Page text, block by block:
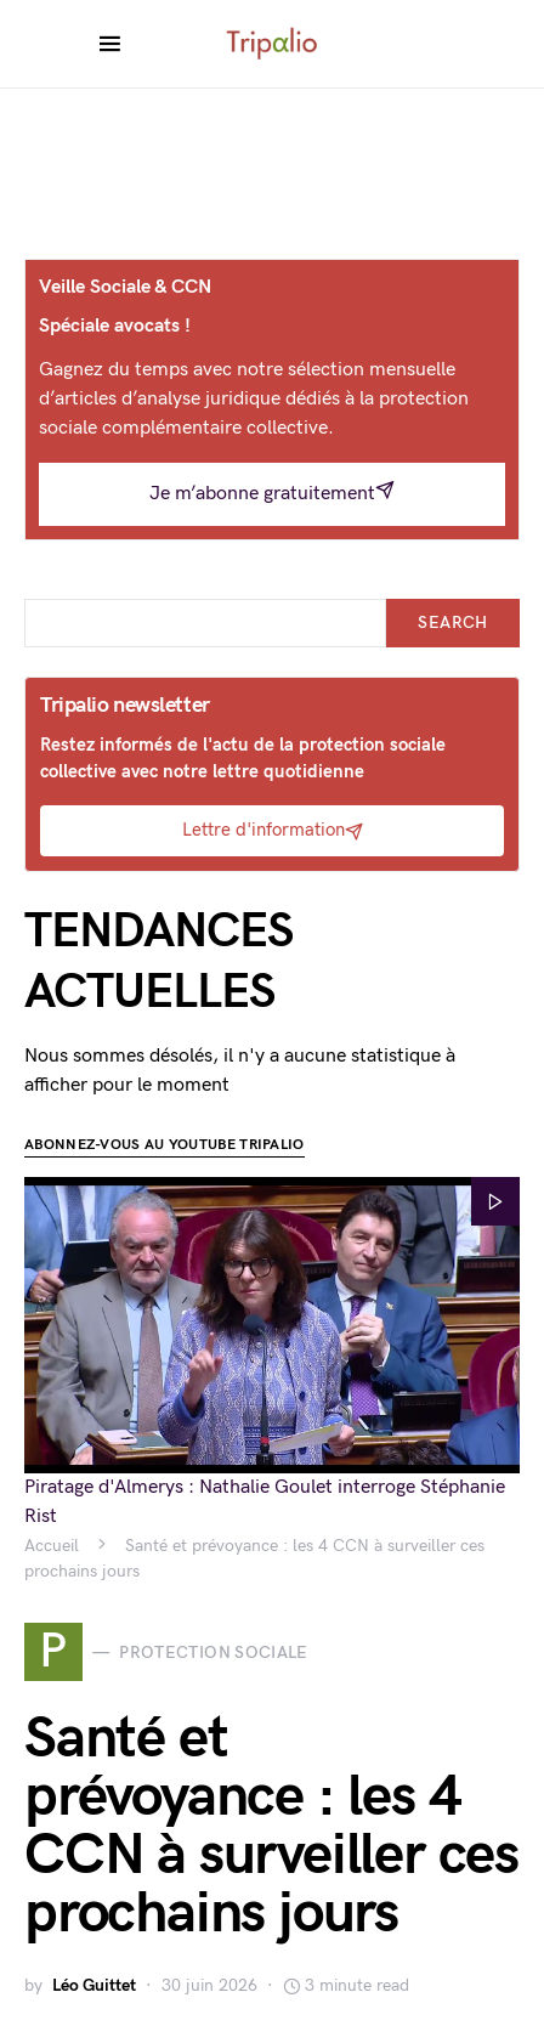
Accueil
Santé et prévoyance : les 4 CCN à surveiller ces
prochains jours
P PROTECTION SOCIALE
Santé et
prévoyance : les 4
CCN à surveiller ces
prochains jours
by Léo Guittet 30 juin 2026 3 minute read
Veille Sociale & CCN
Spéciale avocats !
Gagnez du temps avec notre sélection mensuelle
d’articles d’analyse juridique dédiés à la protection
sociale complémentaire collective.
Je m’abonne gratuitement
SEARCH
Tripalio newsletter
Restez informés de l'actu de la protection sociale
collective avec notre lettre quotidienne
Lettre d'information
TENDANCES
ACTUELLES
Nous sommes désolés, il n'y a aucune statistique à
afficher pour le moment
ABONNEZ-VOUS AU YOUTUBE TRIPALIO
Piratage d'Almerys : Nathalie Goulet interroge Stéphanie
Rist